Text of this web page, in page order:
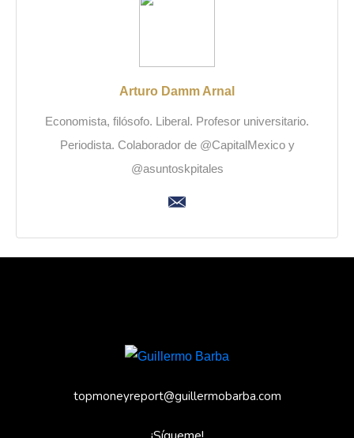
Arturo Damm Arnal
Economista, filósofo. Liberal. Profesor universitario.
Periodista. Colaborador de @CapitalMexico y
@asuntoskpitales
topmoneyreport@guillermobarba.com